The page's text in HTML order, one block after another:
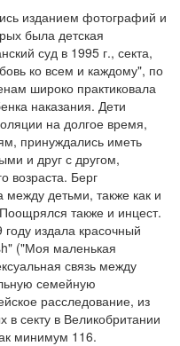
изданием фотографий и
была детская
суд в 1995 г., секта,
ко всем и каждому", по
широко практиковала
наказания. Дети
на долгое время,
принуждались иметь
и друг с другом,
возраста. Берг
детьми, также как и
также и инцест.
издала красочный
("Моя маленькая
связь между
семейную
расследование, из
секту в Великобритании
минимум 116.